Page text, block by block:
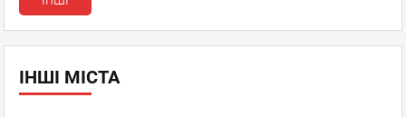
ІНШІ МІСТА